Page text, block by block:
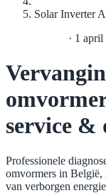
Solar Inverter
· 1 april
service &
Professionele
omvormers in België,
van verborgen